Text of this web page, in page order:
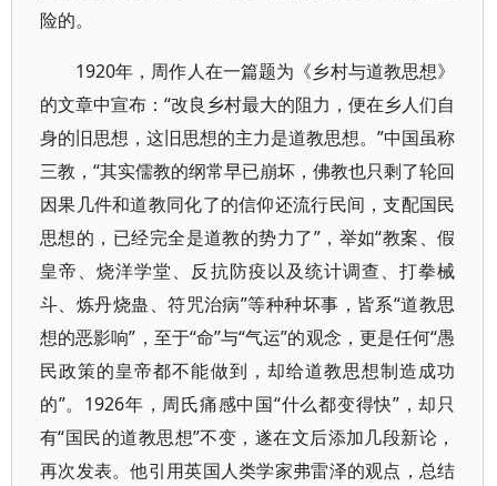
险的。
1920年，周作人在一篇题为《乡村与道教思想》
的文章中宣布：“改良乡村最大的阻力，便在乡人们自
身的旧思想，这旧思想的主力是道教思想。”中国虽称
三教，“其实儒教的纲常早已崩坏，佛教也只剩了轮回
因果几件和道教同化了的信仰还流行民间，支配国民
思想的，已经完全是道教的势力了”，举如“教案、假
皇帝、烧洋学堂、反抗防疫以及统计调查、打拳械
斗、炼丹烧蛊、符咒治病”等种种坏事，皆系“道教思
想的恶影响”，至于“命”与“气运”的观念，更是任何“愚
民政策的皇帝都不能做到，却给道教思想制造成功
的”。1926年，周氏痛感中国“什么都变得快”，却只
有“国民的道教思想”不变，遂在文后添加几段新论，
再次发表。他引用英国人类学家弗雷泽的观点，总结